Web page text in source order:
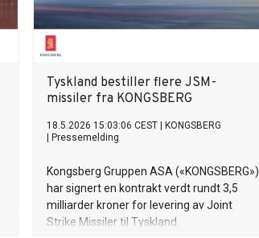
Tyskland bestiller flere JSM-
missiler fra KONGSBERG
18.5.2026 15:03:06 CEST
KONGSBERG
Pressemelding
Kongsberg Gruppen ASA («KONGSBERG»)
har signert en kontrakt verdt rundt 3,5
milliarder kroner for levering av Joint
Strike Missiler til Tyskland.